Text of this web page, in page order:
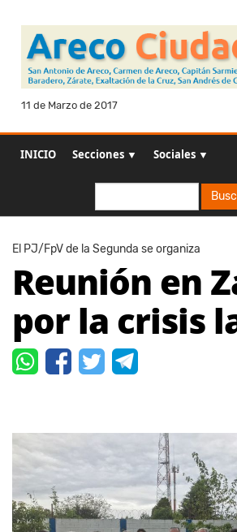
11 de Marzo de 2017
INICIO Secciones ▼ Sociales ▼
El PJ/FpV de la Segunda se organiza
Reunión en
por la crisis